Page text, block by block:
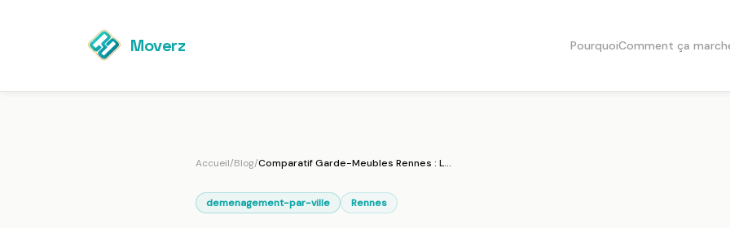
Moverz PourquoiComment ça
Accueil/Blog/ Comparatif Garde-Meubles Rennes : Locakase vs Homebox vs Costockage
demenagement-par-ville Rennes